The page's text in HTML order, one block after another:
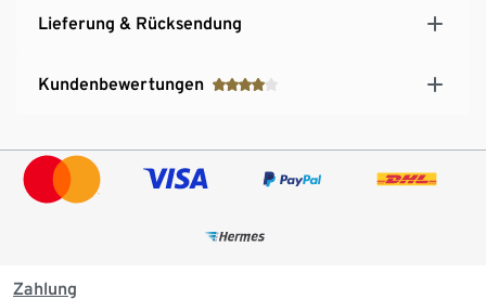
Lieferung & Rücksendung
Kundenbewertungen
Zahlung